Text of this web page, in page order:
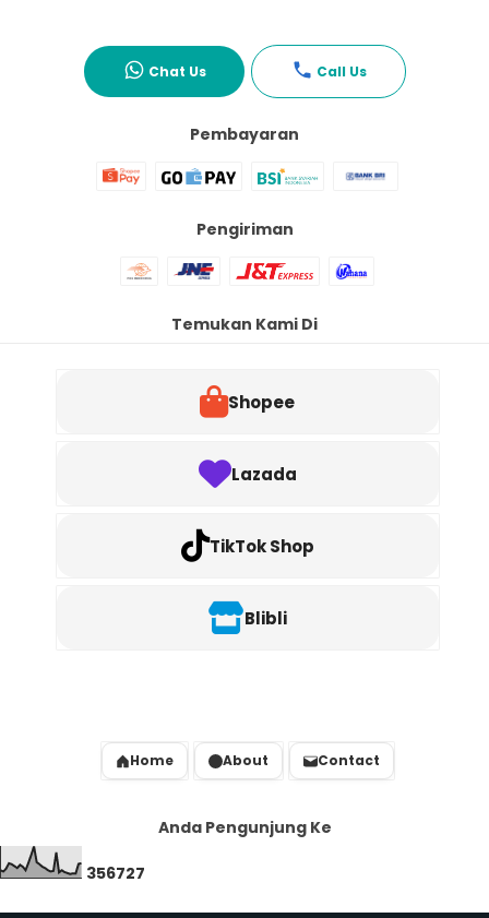
Chat Us Call Us
Pembayaran
Pengiriman
Temukan Kami Di
Shopee
Lazada
TikTok Shop
Blibli
Home About Contact
Anda Pengunjung Ke
356727